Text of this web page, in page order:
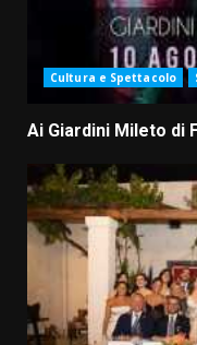
Cultura e Spettacolo
Ai Giardini Mileto di